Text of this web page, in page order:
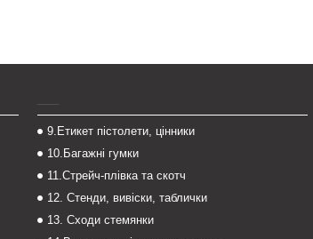
9.Етикет пістолети, цінники
10.Багажні гумки
11.Стрейч-плівка та скотч
12. Стенди, вивіски, таблички
13. Сходи стемянки